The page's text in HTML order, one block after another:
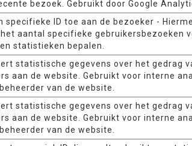
bezoek. Gebruikt door Google
specifieke ID toe aan de bezoeker -
aantal specifieke gebruikersbezoeken
statistieken bepalen.
statistische gegevens over het gedrag
aan de website. Gebruikt voor interne
van de website.
statistische gegevens over het gedrag
aan de website. Gebruikt voor interne
van de website.